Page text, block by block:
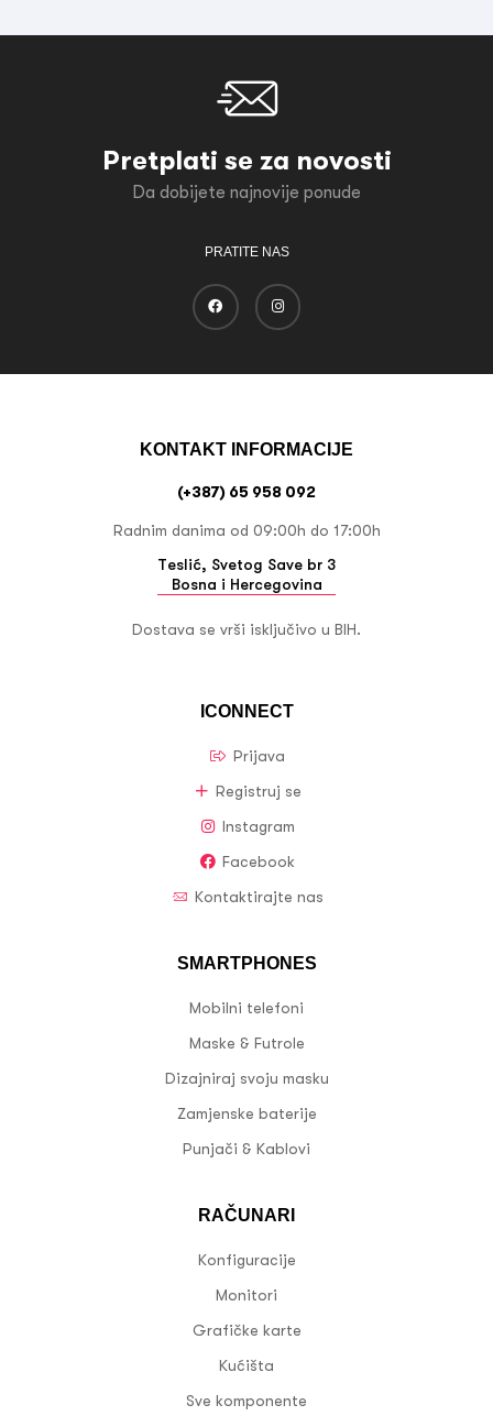
Pretplati se za novosti
Da dobijete najnovije ponude
PRATITE NAS
ICONNECT
Prijava
Registruj se
Instagram
Facebook
Kontaktirajte nas
SMARTPHONES
Mobilni telefoni
Maske & Futrole
Dizajniraj svoju masku
Zamjenske baterije
Punjači & Kablovi
RAČUNARI
Konfiguracije
Monitori
Grafičke karte
Kućišta
Sve komponente
KONTAKT INFORMACIJE
(+387) 65 958 092
Radnim danima od 09:00h do 17:00h
Teslić, Svetog Save br 3
Bosna i Hercegovina
Dostava se vrši isključivo u BIH.